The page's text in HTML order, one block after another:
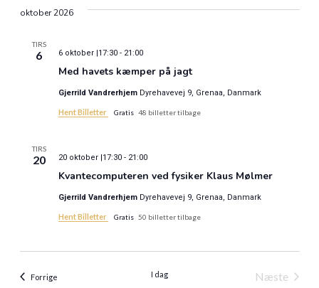
oktober 2026
TIRS
6
Med havets kæmper på jagt
6 oktober |17:30- 21:00
Gjerrild Vandrerhjem Dyrehavevej 9, Grenaa, Danmark
Hent Billetter Gratis 48 billetter tilbage
TIRS
20
Kvantecomputeren ved fysiker Klaus Mølmer
20 oktober |17:30- 21:00
Gjerrild Vandrerhjem Dyrehavevej 9, Grenaa, Danmark
Hent Billetter Gratis 50 billetter tilbage
ForrigeBegivenheder I dag
Næste